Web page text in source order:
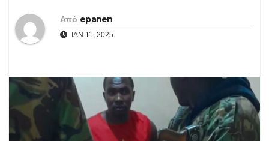
Από epanen
ΙΑΝ 11, 2025